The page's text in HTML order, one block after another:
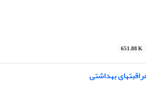
651.88 K
بهداشتی